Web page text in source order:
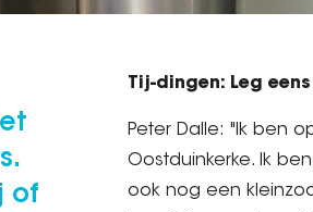
of
Tij-dingen: Leg
Peter Dalle: "Ik ben
Oostduinkerke. Ik
ook nog een